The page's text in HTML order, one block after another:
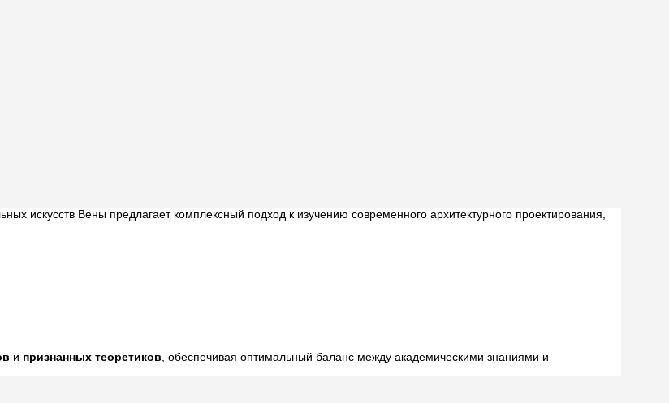
искусств Вены предлагает комплексный подход к изучению современного архитектурного проектирования,
и признанных теоретиков , обеспечивая оптимальный баланс между академическими знаниями и